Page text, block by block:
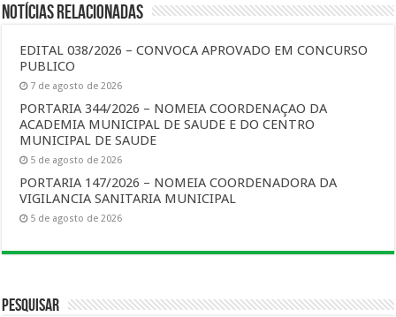
Notícias Relacionadas
EDITAL 038/2026 – CONVOCA APROVADO EM CONCURSO
PUBLICO
7 de agosto de 2026
PORTARIA 344/2026 – NOMEIA COORDENAÇAO DA
ACADEMIA MUNICIPAL DE SAUDE E DO CENTRO
MUNICIPAL DE SAUDE
5 de agosto de 2026
PORTARIA 147/2026 – NOMEIA COORDENADORA DA
VIGILANCIA SANITARIA MUNICIPAL
5 de agosto de 2026
Pesquisar